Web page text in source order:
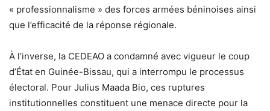
« professionnalisme » des forces armées béninoises ainsi
que l’efficacité de la réponse régionale.
À l’inverse, la CEDEAO a condamné avec vigueur le coup
d’État en Guinée-Bissau, qui a interrompu le processus
électoral. Pour Julius Maada Bio, ces ruptures
institutionnelles constituent une menace directe pour la